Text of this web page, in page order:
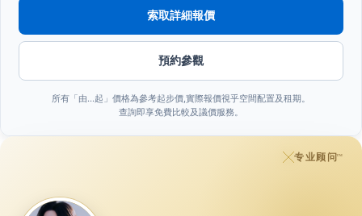
索取詳細報價
預約參觀
所有「由…起」價格為參考起步價,實際報價視乎空間配置及租期。
查詢即享免費比較及議價服務。
专业顾问™